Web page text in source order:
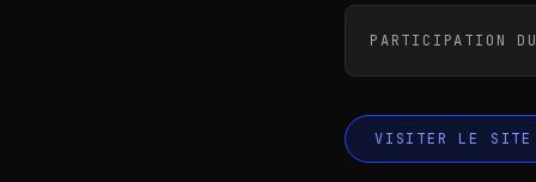
DIMA
CONSEIL M&A
PARTICIPATION
VISITER LE SITE